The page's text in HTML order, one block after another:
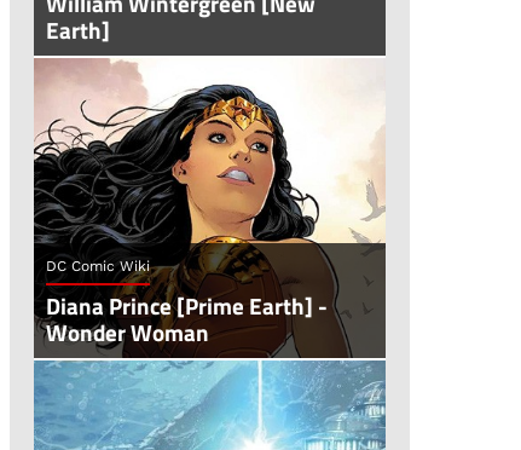
Earth]
DC Comic Wiki
Diana Prince [Prime Earth] -
Wonder Woman